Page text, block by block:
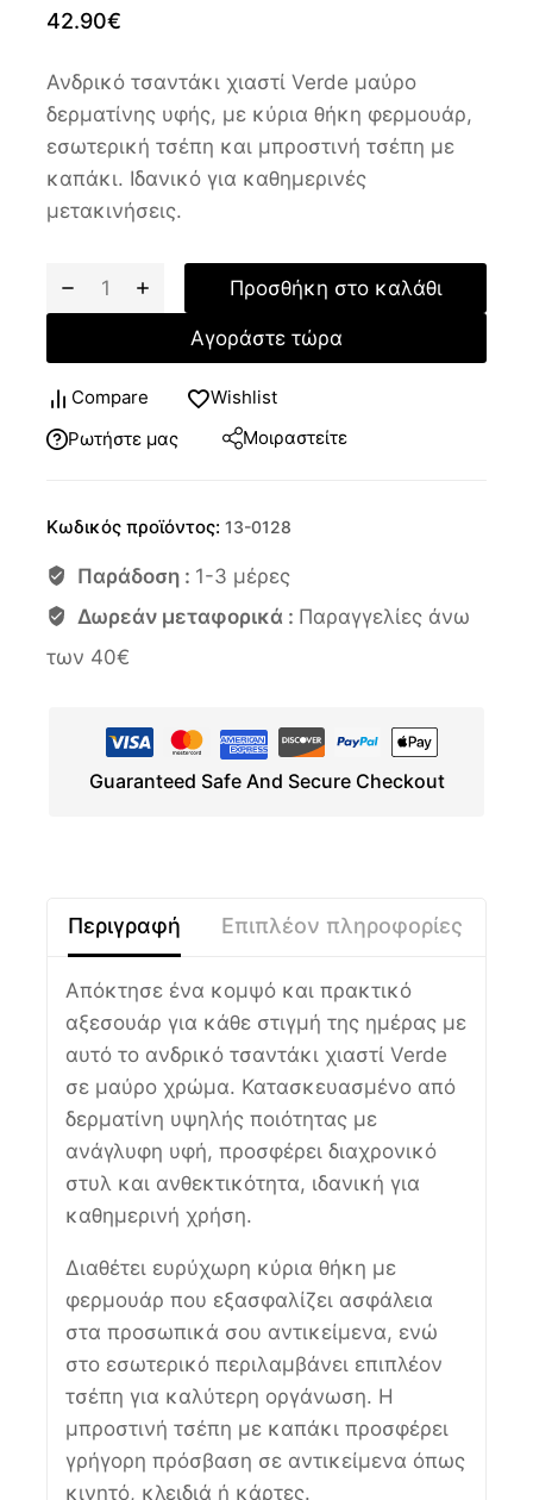
42.90€
Ανδρικό τσαντάκι χιαστί Verde μαύρο
δερματίνης υφής, με κύρια θήκη φερμουάρ,
εσωτερική τσέπη και μπροστινή τσέπη με
καπάκι. Ιδανικό για καθημερινές
μετακινήσεις.
Προσθήκη στο καλάθι
Αγοράστε τώρα
Compare
Wishlist
Ρωτήστε μας
Μοιραστείτε
Κωδικός προϊόντος: 13-0128
Παράδοση : 1-3 μέρες
Δωρεάν μεταφορικά : Παραγγελίες άνω
των 40€
Guaranteed Safe And Secure Checkout
Περιγραφή Επιπλέον πληροφορίες
Απόκτησε ένα κομψό και πρακτικό
αξεσουάρ για κάθε στιγμή της ημέρας με
αυτό το ανδρικό τσαντάκι χιαστί Verde
σε μαύρο χρώμα. Κατασκευασμένο από
δερματίνη υψηλής ποιότητας με
ανάγλυφη υφή, προσφέρει διαχρονικό
στυλ και ανθεκτικότητα, ιδανική για
καθημερινή χρήση.
Διαθέτει ευρύχωρη κύρια θήκη με
φερμουάρ που εξασφαλίζει ασφάλεια
στα προσωπικά σου αντικείμενα, ενώ
στο εσωτερικό περιλαμβάνει επιπλέον
τσέπη για καλύτερη οργάνωση. Η
μπροστινή τσέπη με καπάκι προσφέρει
γρήγορη πρόσβαση σε αντικείμενα όπως
κινητό, κλειδιά ή κάρτες.